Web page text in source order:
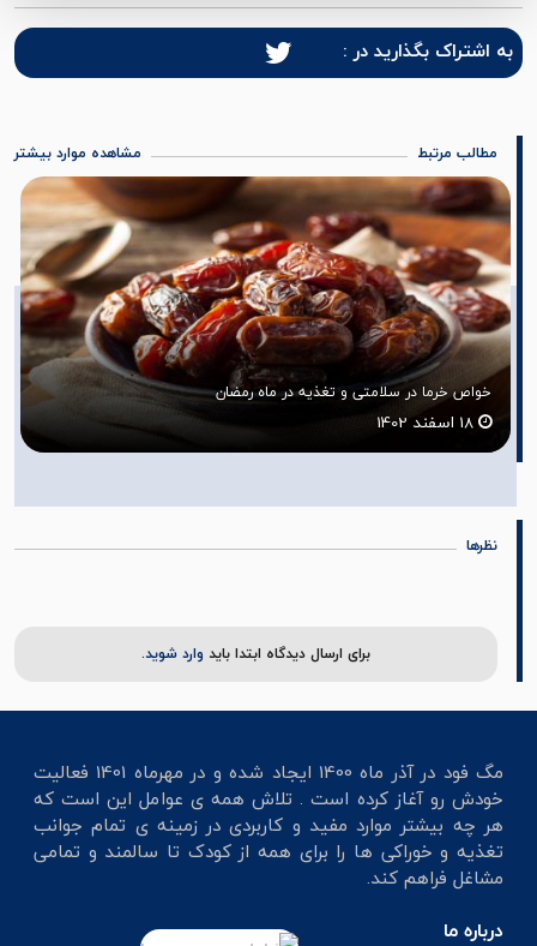
به اشتراک بگذارید در :
مطالب مرتبط مشاهده موارد بیشتر
در سلامتی و تغذیه در ماه رمضان طرز
14 شهریور 1402
نظرها
برای ارسال دیدگاه ابتدا باید وارد شوید.
مگ فود در آذر ماه 1400 ایجاد شده و در مهرماه 1401 فعالیت
خودش رو آغاز کرده است . تلاش همه ی عوامل این است که
هر چه بیشتر موارد مفید و کاربردی در زمینه ی تمام جوانب
تغذیه و خوراکی ها را برای همه از کودک تا سالمند و تمامی
مشاغل فراهم کند.
درباره ما